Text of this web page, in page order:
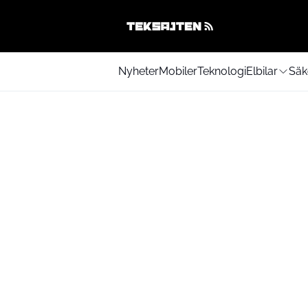
NyheterMobilerTeknologiElbilar